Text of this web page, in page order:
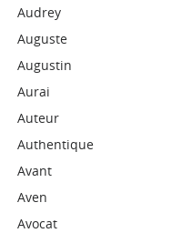
Audrey
Auguste
Augustin
Aurai
Auteur
Authentique
Avant
Aven
Avocat